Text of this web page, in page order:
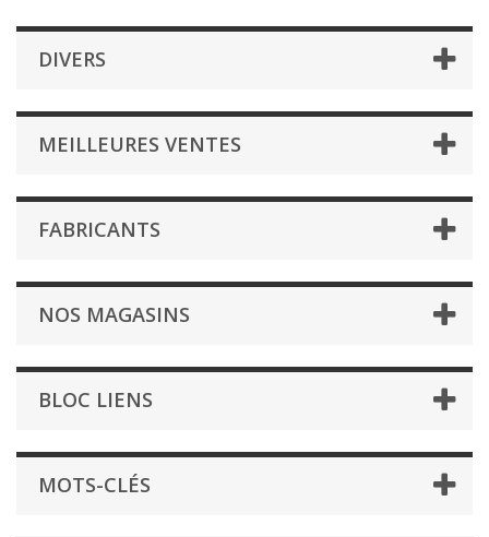
DIVERS
MEILLEURES VENTES
FABRICANTS
NOS MAGASINS
BLOC LIENS
MOTS-CLÉS